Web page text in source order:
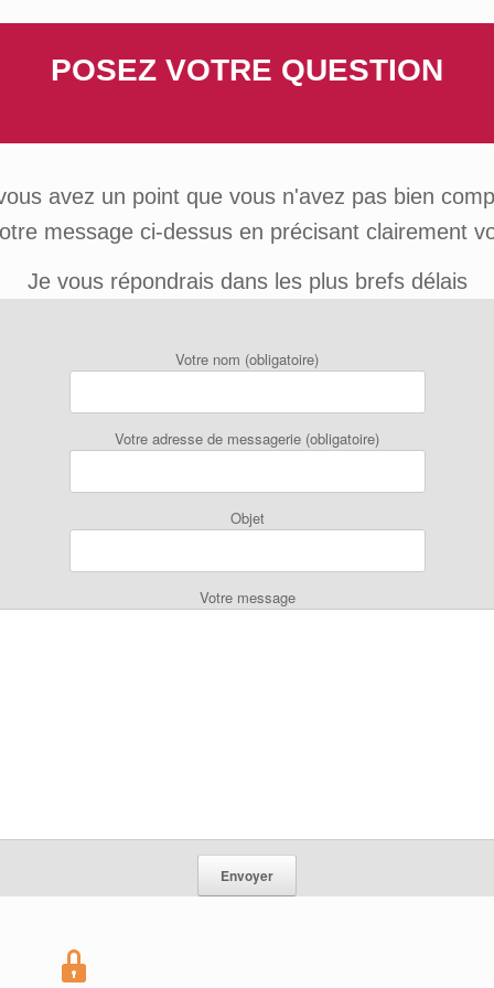
to
POSEZ VOTRE QUESTION
avez un point que vous n'avez pas bien
message ci-dessus en précisant clairement
Je vous répondrais dans les plus brefs délais
Votre nom (obligatoire)
Votre adresse de messagerie (obligatoire)
Objet
Votre message